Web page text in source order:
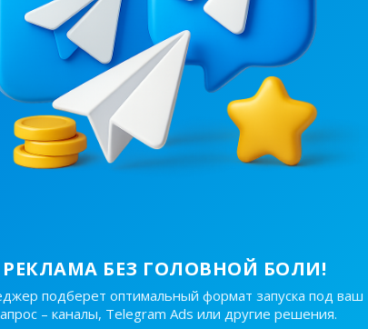
2.3K
Тернопіль⚡️Незламний
Новости/СМИ, Региональные
6.1
13.2K/
Мій Тернопіль
Цена рекламы
250 ₴
РЕКЛАМА БЕЗ ГОЛОВНОЙ БОЛИ!
подберет оптимальный формат запуска под ваш
– каналы, Telegram Ads или другие решения.